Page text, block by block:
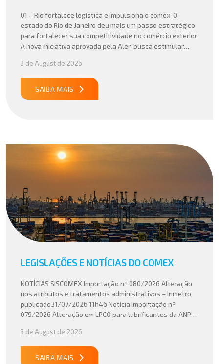
01 – Rio fortalece logística e impulsiona o comex O
estado do Rio de Janeiro deu mais um passo estratégico
para fortalecer sua competitividade no comércio exterior.
A nova iniciativa aprovada pela Alerj busca estimular
para empresas que atuam com importação e exportação,
especialmente em setores que […]
3 de August de 2026
SAIBA MAIS
LEGISLAÇÕES E NOTÍCIAS DO COMEX
NOTÍCIAS SISCOMEX Importação nº 080/2026 Alteração
nos atributos e tratamentos administrativos – Inmetro
publicado31/07/2026 11h46 Notícia Importação nº
079/2026 Alteração em LPCO para lubrificantes da ANP
078/2026 Atualização do cálculo do Imposto de
Importação no Acordo Mercosul – União Europeia
publicado29/07/2026 18h47 Notícia PUBLICADO DOU
3 de August de 2026
SAIBA MAIS